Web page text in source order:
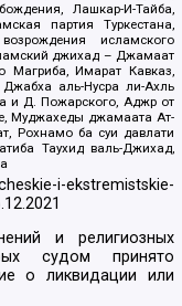
Лашкар-И-Тайба,
партия Туркестана,
исламского
джихад – Джамаат
Магриба, Имарат Кавказ,
аль-Нусра ли-Ахль
и Д. Пожарского, Аджр от
Муджахеды джамаата Ат-
Рохнамо ба суи давлати
Таухид валь-Джихад,
i-ekstremistskie-
и религиозных
судом принято
о ликвидации или